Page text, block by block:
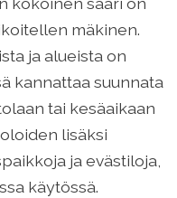
mäkinen.
ja alueista on
kannattaa suunnata
tai kesäaikaan
lisäksi
ja evästiloja,
käytössä.